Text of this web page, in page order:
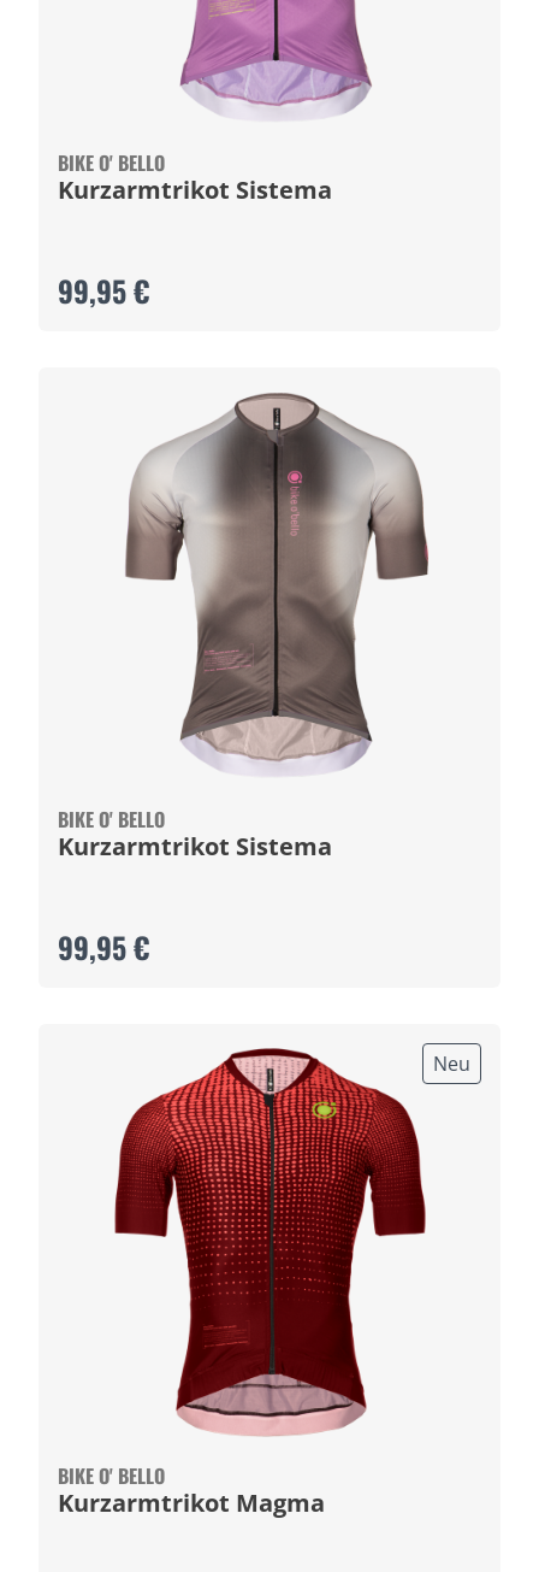
BIKE O' BELLO
Kurzarmtrikot Sistema
99,95 €
BIKE O' BELLO
Kurzarmtrikot Sistema
99,95 €
Neu
BIKE O' BELLO
Kurzarmtrikot Magma